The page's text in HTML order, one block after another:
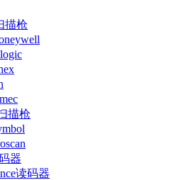
描枪
描枪
器
读码器